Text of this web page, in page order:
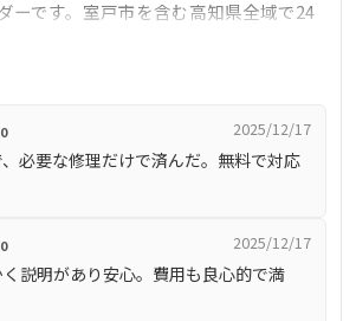
ーです。室戸市を含む高知県全域で24
調査無料・出張・キャンセル無料に
自社施工で対応。見積提示後の追加請
険加入済み。迅速対応や丁寧な説明も
頼れる存在としておすすめです。
2025/12/17
、必要な修理だけで済んだ。無料で対応
2025/12/17
く説明があり安心。費用も良心的で満